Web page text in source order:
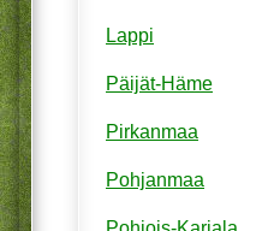
Lappi
Päijät-Häme
Pirkanmaa
Pohjanmaa